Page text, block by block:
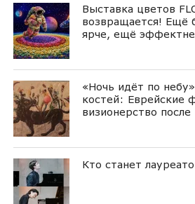
Выставка цветов
возвращается! Ещё
ярче, ещё
«Ночь идёт по
костей: Еврейские
визионерство после
Кто станет